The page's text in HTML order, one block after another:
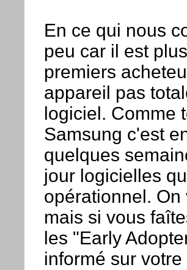
En ce qui nous
peu car il est
premiers
appareil pas
logiciel. Comme
Samsung c'est
quelques
jour logicielles
opérationnel.
mais si vous
les "Early
informé sur